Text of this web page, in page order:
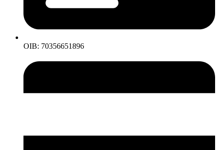
OIB: 70356651896